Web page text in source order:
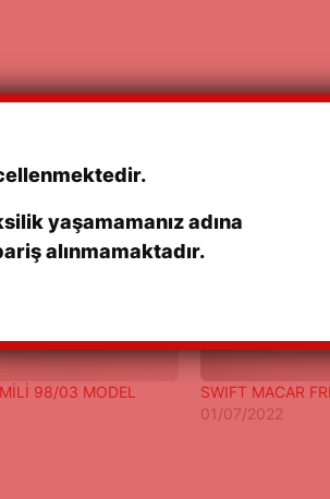
98/03 MODEL
SWIFT MACAR
01/07/2022
yaşamamanız adına
alınmamaktadır.